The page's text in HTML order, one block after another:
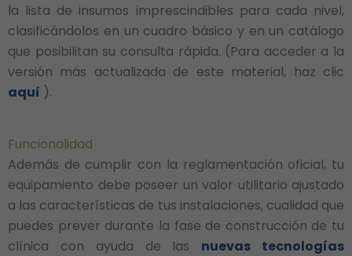
la lista de insumos imprescindibles para cada nivel,
clasificándolos en un cuadro básico y en un catálogo
que posibilitan su consulta rápida. (Para acceder a la
versión más actualizada de este material, haz clic
aquí ).
Funcionalidad
Además de cumplir con la reglamentación oficial, tu
equipamiento debe poseer un valor utilitario ajustado
a las características de tus instalaciones, cualidad que
puedes prever durante la fase de construcción de tu
clínica con ayuda de las nuevas tecnologías